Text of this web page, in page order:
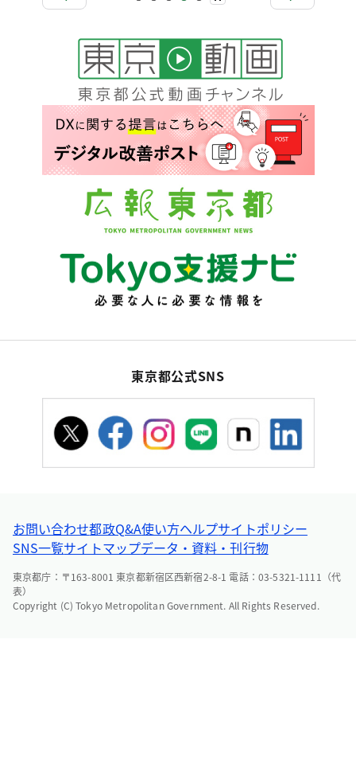
東京都公式SNS
お問い合わせ都政Q&A使い方ヘルプサイトポリシー
SNS一覧サイトマップデータ・資料・刊行物
東京都庁：〒163-8001 東京都新宿区西新宿2-8-1 電話：03-5321-1111（代
表）
Copyright (C) Tokyo Metropolitan Government. All Rights Reserved.